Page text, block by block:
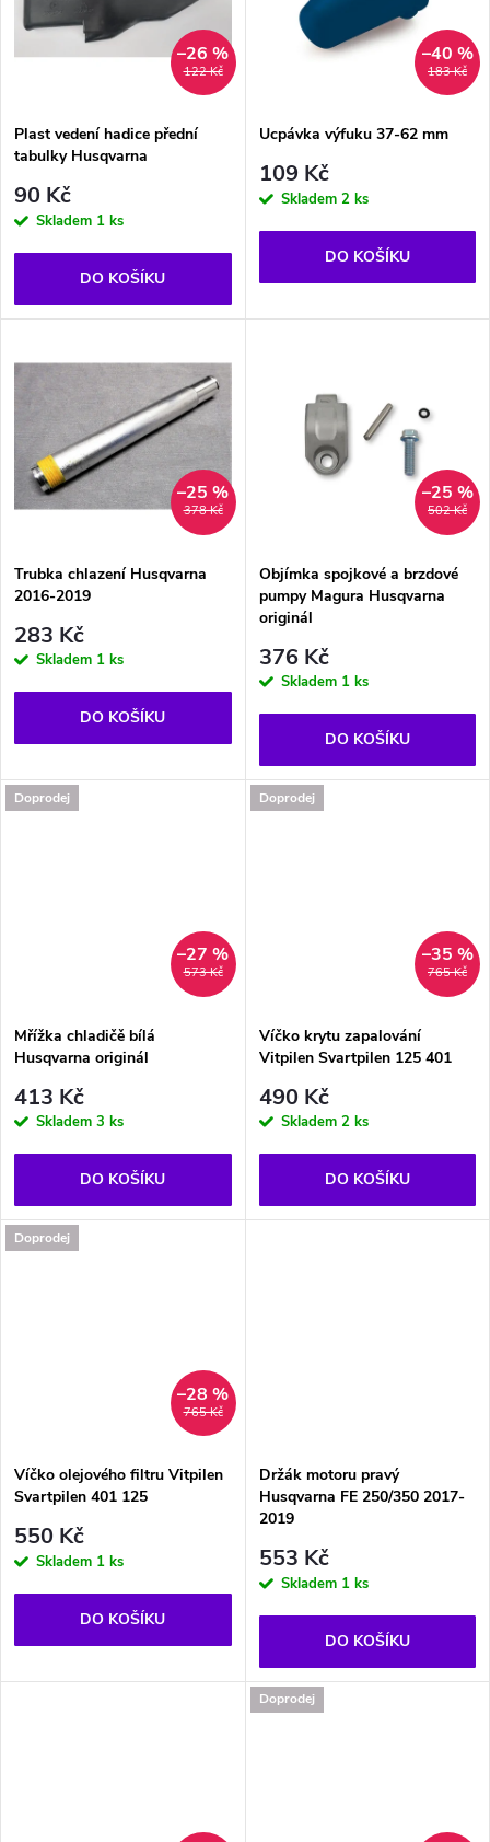
n
p
r
o
d
u
k
t
p
i
s
p
r
u
k
t
ů
122 Kč
–26 %
Plast vedení hadice přední
tabulky Husqvarna
90 Kč
Skladem 1 ks
DO KOŠÍKU
183 Kč
–40 %
Ucpávka výfuku 37-62 mm
109 Kč
Skladem 2 ks
DO KOŠÍKU
378 Kč
–25 %
Trubka chlazení Husqvarna
2016-2019
283 Kč
Skladem 1 ks
DO KOŠÍKU
502 Kč
–25 %
Objímka spojkové a brzdové
pumpy Magura Husqvarna
originál
376 Kč
Skladem 1 ks
DO KOŠÍKU
Doprodej
573 Kč
–27 %
Mřížka chladičě bílá
Husqvarna originál
413 Kč
Skladem 3 ks
DO KOŠÍKU
Doprodej
765 Kč
–35 %
Víčko krytu zapalování
Vitpilen Svartpilen 125 401
490 Kč
Skladem 2 ks
DO KOŠÍKU
Doprodej
765 Kč
–28 %
Víčko olejového filtru Vitpilen
Svartpilen 401 125
550 Kč
Skladem 1 ks
DO KOŠÍKU
Držák motoru pravý
Husqvarna FE 250/350 2017-
2019
553 Kč
Skladem 1 ks
DO KOŠÍKU
Doprodej